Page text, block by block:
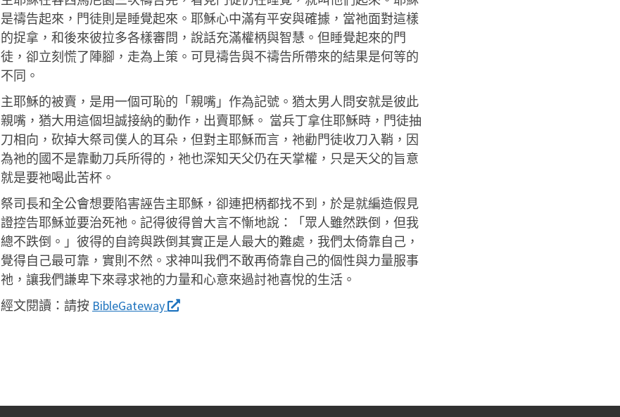
是禱告起來，門徒則是睡覺起來。耶穌心中滿有平安與確據，當祂面對這樣
的捉拿，和後來彼拉多各樣審問，說話充滿權柄與智慧。但睡覺起來的門
徒，卻立刻慌了陣腳，走為上策。可見禱告與不禱告所帶來的結果是何等的
不同。
主耶穌的被賣，是用一個可恥的「親嘴」作為記號。猶太男人問安就是彼此
親嘴，猶大用這個坦誠接納的動作，出賣耶穌。 當兵丁拿住耶穌時，門徒抽
刀相向，砍掉大祭司僕人的耳朵，但對主耶穌而言，祂勸門徒收刀入鞘，因
為祂的國不是靠動刀兵所得的，祂也深知天父仍在天掌權，只是天父的旨意
就是要祂喝此苦杯。
祭司長和全公會想要陷害誣告主耶穌，卻連把柄都找不到，於是就編造假見
證控告耶穌並要治死祂。記得彼得曾大言不慚地說：「眾人雖然跌倒，但我
總不跌倒。」彼得的自誇與跌倒其實正是人最大的難處，我們太倚靠自己，
覺得自己最可靠，實則不然。求神叫我們不敢再倚靠自己的個性與力量服事
祂，讓我們謙卑下來尋求祂的力量和心意來過討祂喜悅的生活。
經文閱讀： 請按 BibleGateway